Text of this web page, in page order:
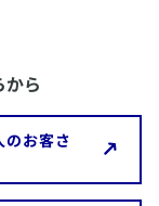
ら
お客さ